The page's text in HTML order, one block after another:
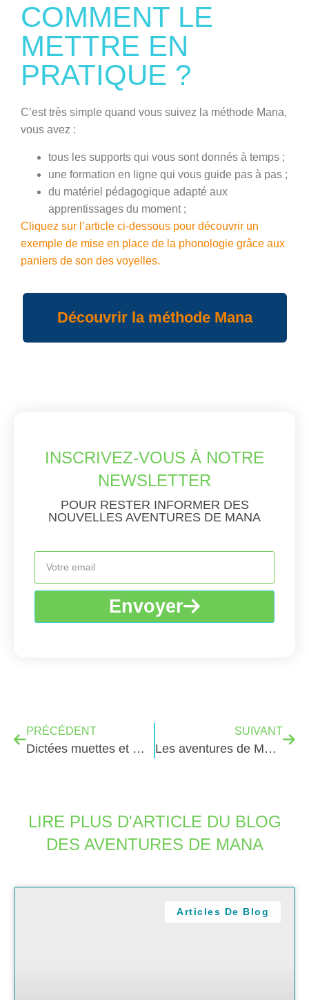
COMMENT LE
METTRE EN
PRATIQUE ?
C’est très simple quand vous suivez la méthode Mana,
vous avez :
tous les supports qui vous sont donnés à temps ;
une formation en ligne qui vous guide pas à pas ;
du matériel pédagogique adapté aux
apprentissages du moment ;
Cliquez sur l’article ci-dessous pour découvrir un
exemple de mise en place de la phonologie grâce aux
paniers de son des voyelles.
Découvrir la méthode Mana
INSCRIVEZ-VOUS À NOTRE
NEWSLETTER
POUR RESTER INFORMER DES
NOUVELLES AVENTURES DE MANA
Envoyer
PRÉCÉDENT
Dictées muettes et Mana
SUIVANT
Les aventures de Mana et Montessori
LIRE PLUS D'ARTICLE DU BLOG
DES AVENTURES DE MANA
Articles De Blog